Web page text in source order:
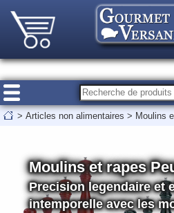
> Articles non alimentaires > Moulins
Moulins et rapes
Precision legendaire et
intemporelle avec les